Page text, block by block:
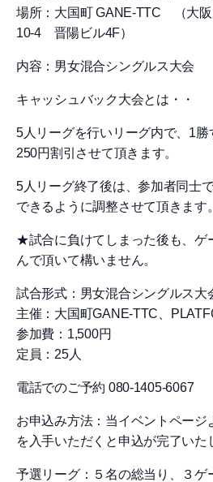
場所：大国町 GANE-TTC （大
10-4 晋陽ビル4F）
内容：男女混合シングルス大会
キャッシュバック大会とは・・
5人リーグを行いリーグ内で、1
250円割引させて頂きます。
5人リーグ終了後は、参加者同士
できるように調整させて頂きます。
★試合に負けてしまった後も、ゲ
んで頂いて構いません。
試合形式：男女混合シングルス大
主催：大国町GANE-TTC、
参加費：1,500円
定員：25人
電話でのご予約 080-1405-6067
お申込み方法：当イベントページ
を入手いただくと申込が完了いた
予選リーグ：５名の総当り、３ゲ